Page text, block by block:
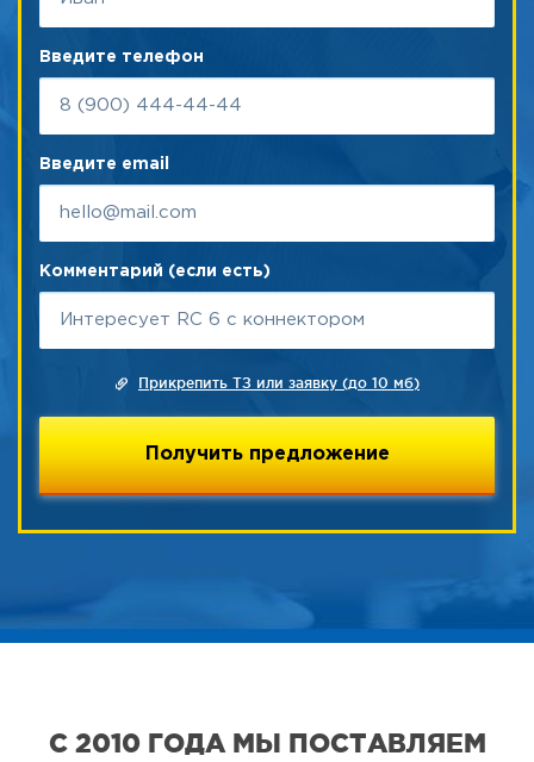
Введите телефон
Введите email
Комментарий (если есть)
Прикрепить ТЗ или заявку (до 10 мб)
С 2010 ГОДА МЫ ПОСТАВЛЯЕМ